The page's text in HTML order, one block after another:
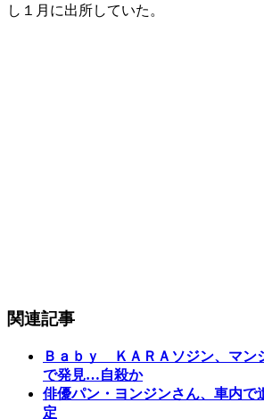
し１月に出所していた。
関連記事
Ｂａｂｙ ＫＡＲＡソジン、マン
で発見…自殺か
俳優パン・ヨンジンさん、車内
定